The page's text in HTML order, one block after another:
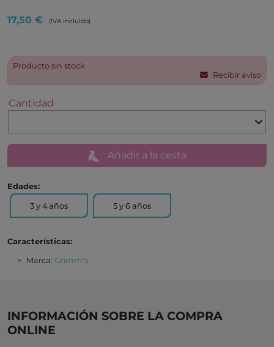
17,50 € (IVA incluido)
Producto sin stock
Recibir aviso
Cantidad
Añadir a la cesta
Edades:
3 y 4 años 5 y 6 años
Características:
Marca: Grimm's
INFORMACIÓN SOBRE LA COMPRA
ONLINE